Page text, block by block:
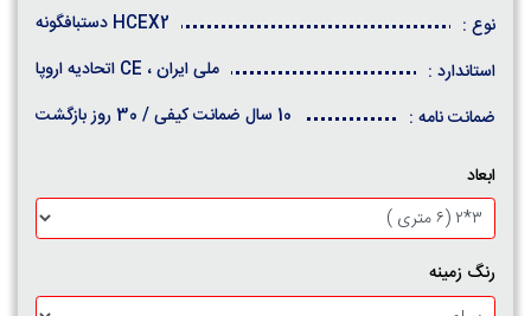
نوع :
HCEX2 دستبافگونه
استاندارد :
ملی ایران ، CE اتحادیه اروپا
ضمانت نامه :
10 سال ضمانت کیفی / 30 روز بازگشت
ابعاد
رنگ زمینه